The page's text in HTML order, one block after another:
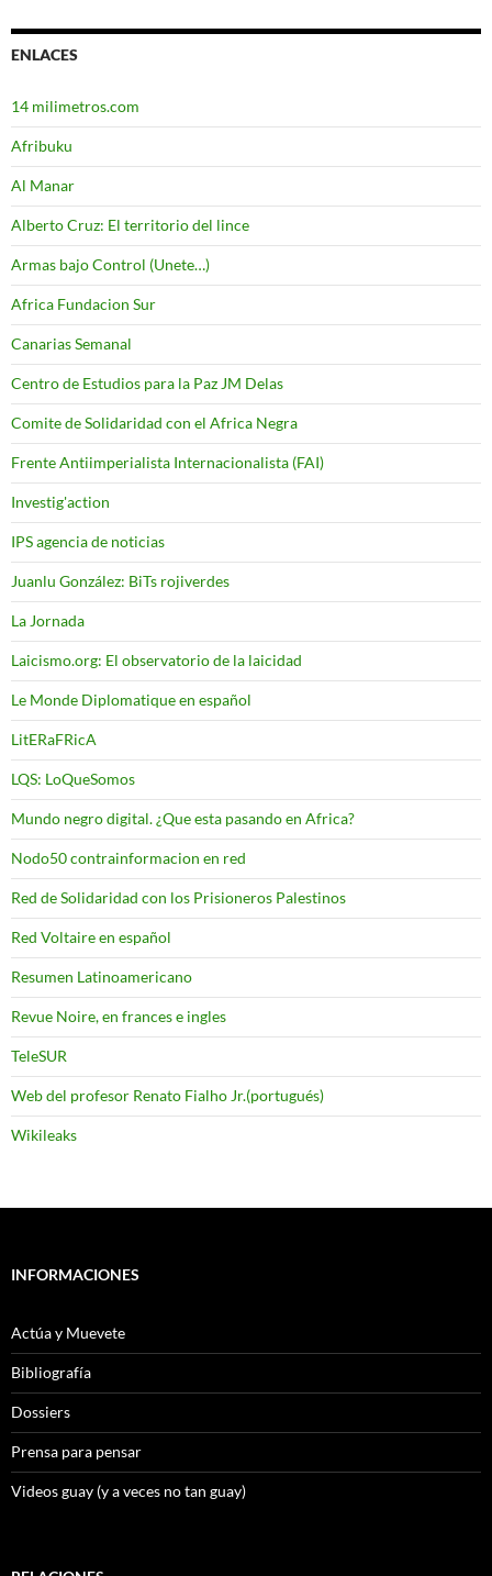
ENLACES
14 milimetros.com
Afribuku
Al Manar
Alberto Cruz: El territorio del lince
Armas bajo Control (Unete…)
Africa Fundacion Sur
Canarias Semanal
Centro de Estudios para la Paz JM Delas
Comite de Solidaridad con el Africa Negra
Frente Antiimperialista Internacionalista (FAI)
Investig'action
IPS agencia de noticias
Juanlu González: BiTs rojiverdes
La Jornada
Laicismo.org: El observatorio de la laicidad
Le Monde Diplomatique en español
LitERaFRicA
LQS: LoQueSomos
Mundo negro digital. ¿Que esta pasando en Africa?
Nodo50 contrainformacion en red
Red de Solidaridad con los Prisioneros Palestinos
Red Voltaire en español
Resumen Latinoamericano
Revue Noire, en frances e ingles
TeleSUR
Web del profesor Renato Fialho Jr.(portugués)
Wikileaks
INFORMACIONES
Actúa y Muevete
Bibliografía
Dossiers
Prensa para pensar
Videos guay (y a veces no tan guay)